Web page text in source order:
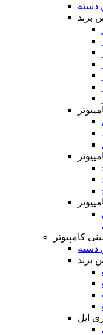
دسته
برند
کامپیوتر
دسته
برند
اپل